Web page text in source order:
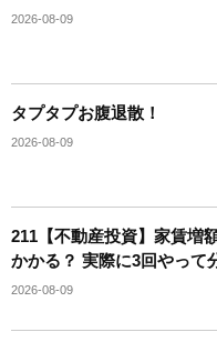
2026-08-09
タプタプお腹退散！
2026-08-09
211【不動産投資】家賃増
かかる？ 実際に3回やって
2026-08-09